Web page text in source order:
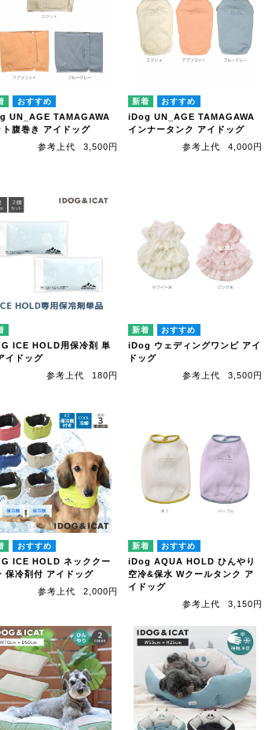
UN_AGE TAMAGAWA
ト腹巻き アイドッグ
参考上代
3,500円
iDog UN_AGE TAMAGAWA
インナータンク アイドッグ
参考上代
4,000円
ICE HOLD用保冷剤 単
イドッグ
参考上代
180円
iDog ウェディングワンピ アイ
ドッグ
参考上代
3,500円
ICE HOLD ネッククー
保冷剤付 アイドッグ
参考上代
2,000円
iDog AQUA HOLD ひんやり
空冷&保水 Wクールタンク ア
イドッグ
参考上代
3,150円